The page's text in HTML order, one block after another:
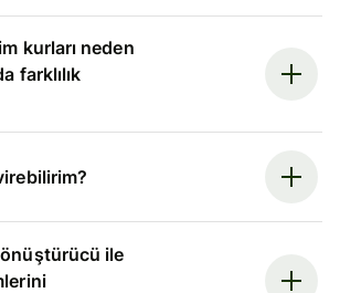
kurları neden
farklılık
ile